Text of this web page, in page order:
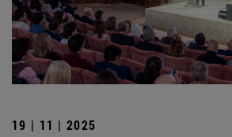
19 | 11 | 2025